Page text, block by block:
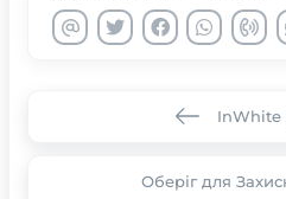
InWhite
Оберіг для